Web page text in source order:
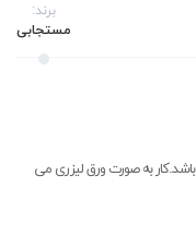
برند:
مستجابی
می باشد.کار به صورت ورق لیزری می